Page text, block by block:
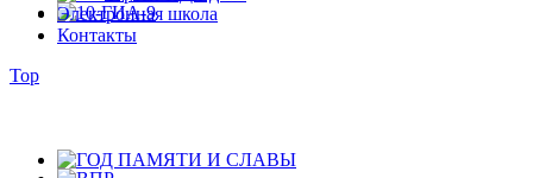
Электронная школа
Контакты
Top